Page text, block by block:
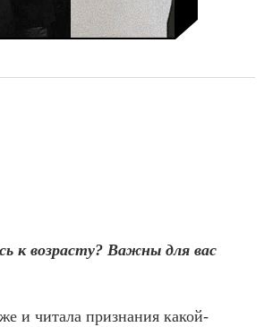
к возрасту? Важны для вас
и читала признания какой-